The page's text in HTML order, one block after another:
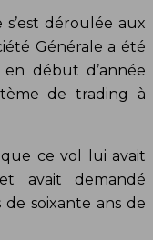
s’est déroulée aux
Générale a été
début d’année
de trading à
que ce vol lui avait
avait demandé
soixante ans de